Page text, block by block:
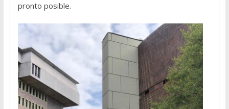
pronto posible.